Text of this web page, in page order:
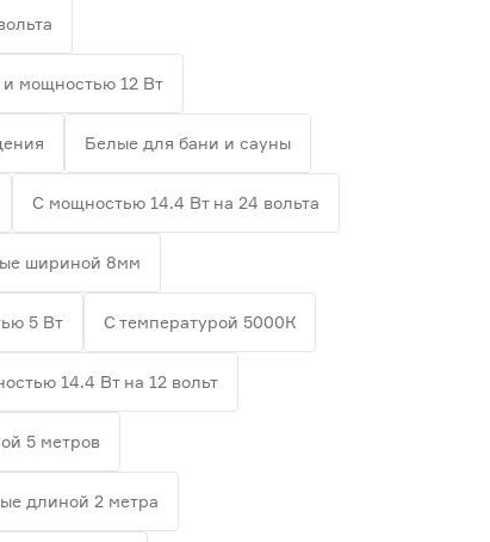
и мощностью 12 Вт
Белые для бани и сауны
С мощностью 14.4 Вт на 24 вольта
шириной 8мм
5 Вт С температурой 5000К
14.4 Вт на 12 вольт
5 метров
длиной 2 метра